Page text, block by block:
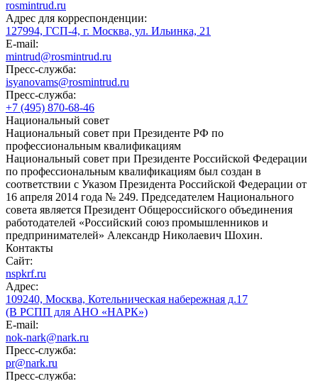
rosmintrud.ru
Адрес для корреспонденции:
127994, ГСП-4, г. Москва, ул. Ильинка, 21
E-mail:
mintrud@rosmintrud.ru
Пресс-служба:
isyanovams@rosmintrud.ru
Пресс-служба:
+7 (495) 870-68-46
Национальный совет
Национальный совет при Президенте РФ по
профессиональным квалификациям
Национальный совет при Президенте Российской Федерации
по профессиональным квалификациям был создан в
соответствии с Указом Президента Российской Федерации от
16 апреля 2014 года № 249. Председателем Национального
совета является Президент Общероссийского объединения
работодателей «Российский союз промышленников и
предпринимателей» Александр Николаевич Шохин.
Контакты
Сайт:
nspkrf.ru
Адрес:
109240, Москва, Котельническая набережная д.17
(В РСПП для АНО «НАРК»)
E-mail:
nok-nark@nark.ru
Пресс-служба:
pr@nark.ru
Пресс-служба: